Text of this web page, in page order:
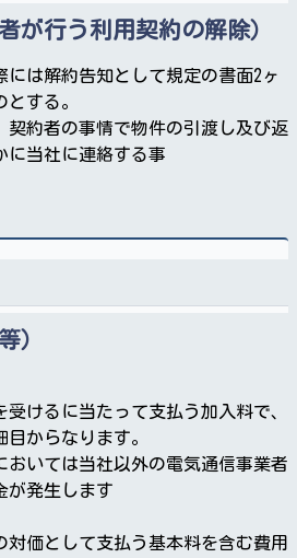
が行う利用契約の解除）
には解約告知として規定の書面2ヶ
する。
契約者の事情で物件の引渡し及び返
に当社に連絡する事
）
けるに当たって支払う加入料で、
からなります。
おいては当社以外の電気通信事業者
が発生します
対価として支払う基本料を含む費用